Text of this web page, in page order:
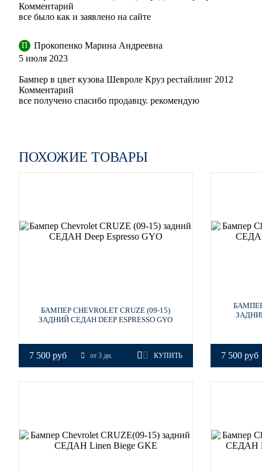
GAN, 176 - Switchblade Silver
GAN, 176 - Switchblade Silver
GAN, 176 - Switchblade Silver
GEU, 22A - Waterworld
GEU, 22A - Waterworld
Комментарий
все было как и заявлено на сайте
П
Прокопенко Марина Андреевна
5 июля 2023
Бампер в цвет кузова Шевроле Круз рестайлинг 2012
Комментарий
все получено спасибо продавцу. рекомендую
ПОХОЖИЕ ТОВАРЫ
БАМПЕР CHEVROLET CRUZE (09-15)
ЗАДНИЙ СЕДАН DEEP ESPRESSO GYO
7 500 руб от 3 дн. КУПИТЬ
БАМПЕР
7 500 руб